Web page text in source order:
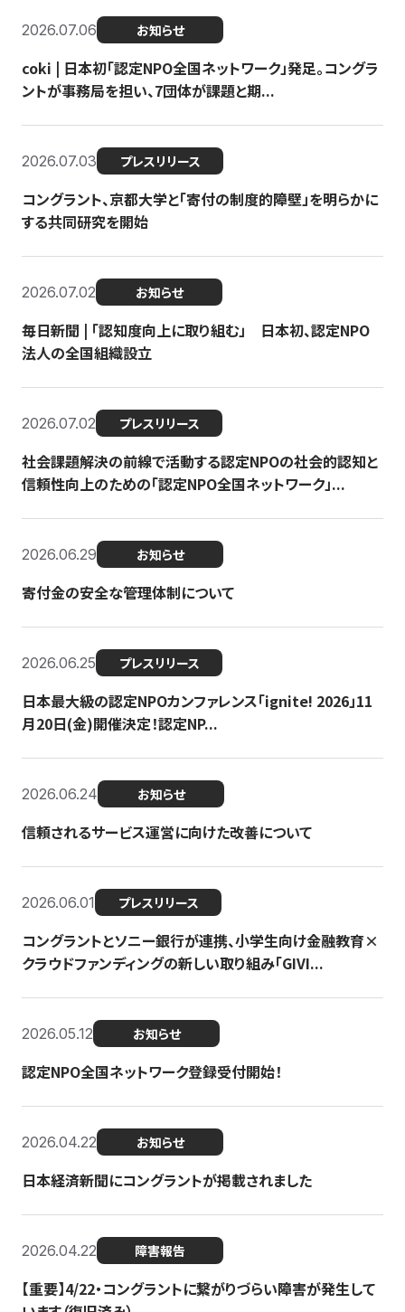
2026.07.06 お知らせ
coki | 日本初「認定NPO全国ネットワーク」発足。コングラ
ントが事務局を担い、7団体が課題と期...
2026.07.03 プレスリリース
コングラント、京都大学と「寄付の制度的障壁」を明らかに
する共同研究を開始
2026.07.02 お知らせ
毎日新聞 | 「認知度向上に取り組む」 日本初、認定NPO
法人の全国組織設立
2026.07.02 プレスリリース
社会課題解決の前線で活動する認定NPOの社会的認知と
信頼性向上のための「認定NPO全国ネットワーク」...
2026.06.29 お知らせ
寄付金の安全な管理体制について
2026.06.25 プレスリリース
日本最大級の認定NPOカンファレンス「ignite! 2026」11
月20日(金)開催決定！認定NP...
2026.06.24 お知らせ
信頼されるサービス運営に向けた改善について
2026.06.01 プレスリリース
コングラントとソニー銀行が連携、小学生向け金融教育×
クラウドファンディングの新しい取り組み「GIVI...
2026.05.12 お知らせ
認定NPO全国ネットワーク登録受付開始！
2026.04.22 お知らせ
日本経済新聞にコングラントが掲載されました
2026.04.22 障害報告
【重要】4/22・コングラントに繋がりづらい障害が発生して